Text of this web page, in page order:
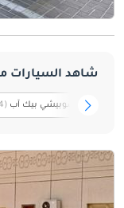
شاهد السيارات
ميتسوبيشي بيك آب